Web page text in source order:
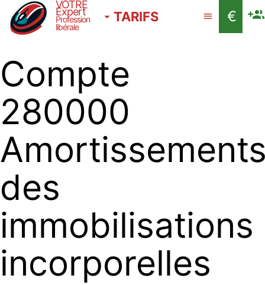
VOTRE
Expert
Profession
libérale
TARIFS €
Compte
280000
des
immobilisations
incorporelles